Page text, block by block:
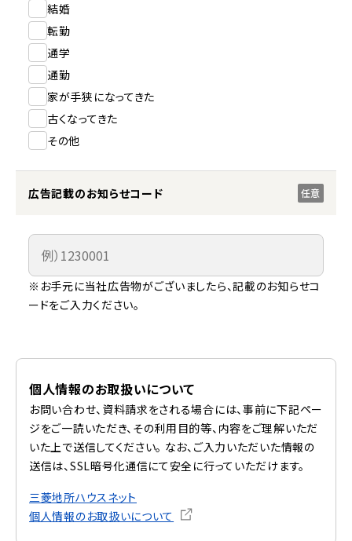
結婚
転勤
通学
通勤
家が手狭になってきた
古くなってきた
その他
広告記載のお知らせコード 任意
※お手元に当社広告物がございましたら、記載のお知らせコ
ードをご入力ください。
個人情報のお取扱いについて
お問い合わせ、資料請求をされる場合には、事前に下記ペー
ジをご一読いただき、その利用目的等、内容をご理解いただ
いた上で送信してください。 なお、ご入力いただいた情報の
送信は、SSL暗号化通信にて安全に行っていただけます。
三菱地所ハウスネット
個人情報のお取扱いについて